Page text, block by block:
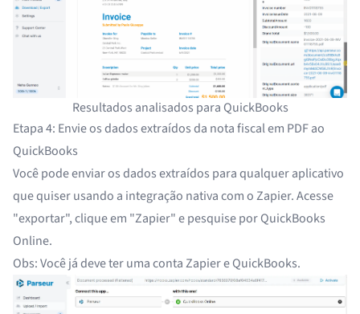
Resultados analisados para QuickBooks
Etapa 4: Envie os dados extraídos da nota fiscal em PDF ao
QuickBooks
Você pode enviar os dados extraídos para qualquer aplicativo
que quiser usando a integração nativa com o Zapier. Acesse
"exportar", clique em "Zapier" e pesquise por QuickBooks
Online.
Obs: Você já deve ter uma conta Zapier e QuickBooks.